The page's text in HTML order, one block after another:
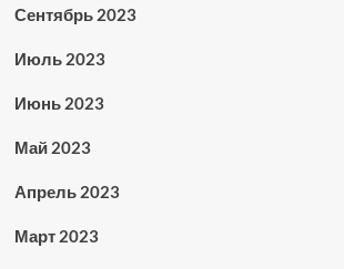
Сентябрь 2023
Июль 2023
Июнь 2023
Май 2023
Апрель 2023
Март 2023